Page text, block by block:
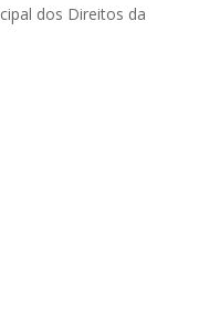
dos Direitos da